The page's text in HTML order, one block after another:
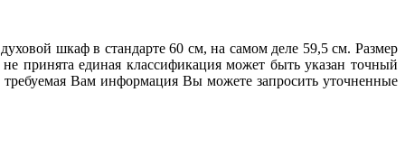
шкаф в стандарте 60 см, на самом деле 59,5 см. Размер
принята единая классификация может быть указан точный
требуемая Вам информация Вы можете запросить уточненные